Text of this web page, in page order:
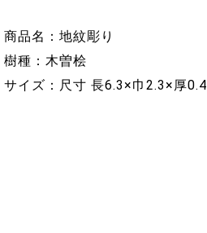
商品名：地紋彫り
樹種：木曽桧
サイズ：尺寸 長6.3×巾2.3×厚0.4